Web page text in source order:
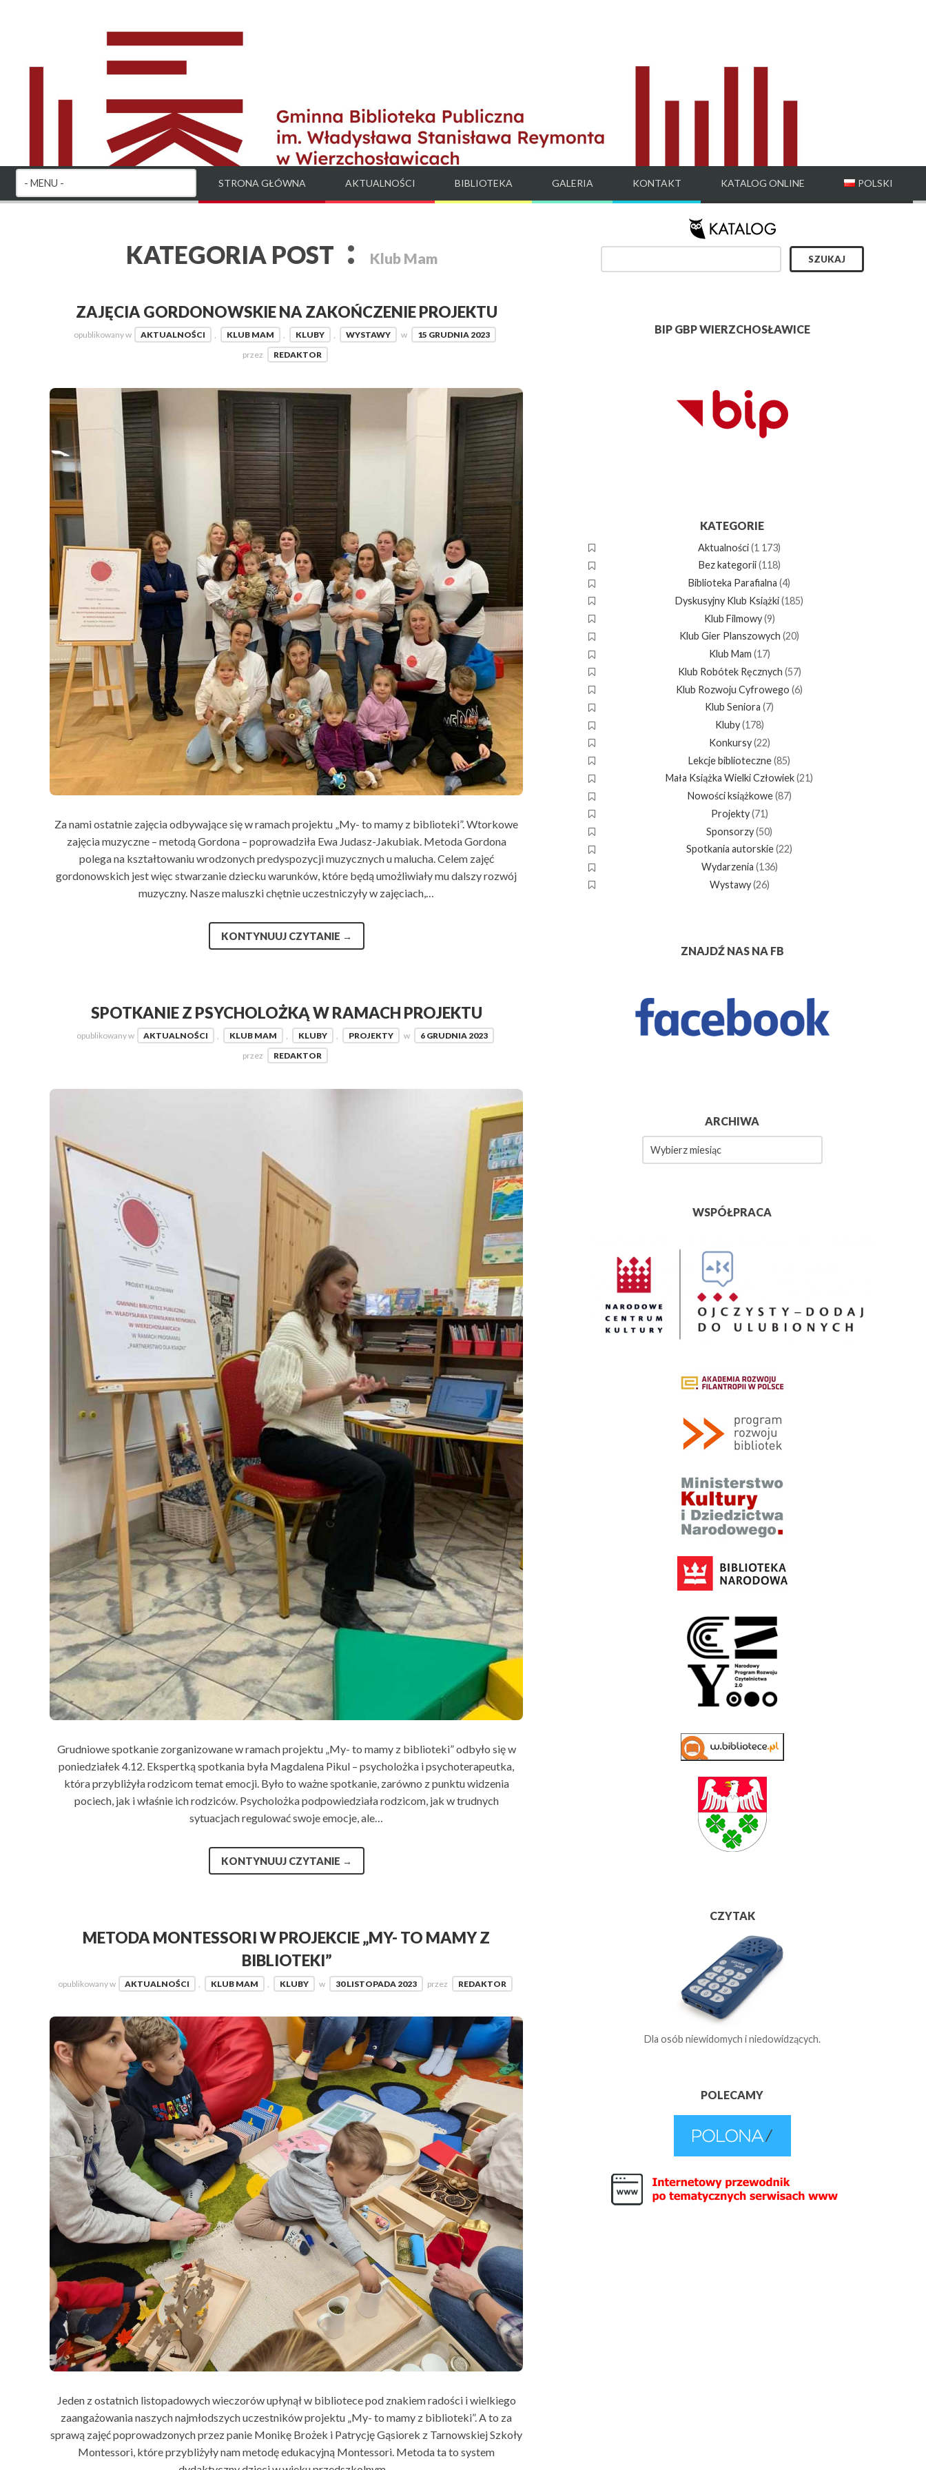
STRONA GŁÓWNA AKTUALNOŚCI BIBLIOTEKA GALERIA KONTAKT KATALOG ONLINE POLSKI
KATEGORIA POST : Klub Mam
ZAJĘCIA GORDONOWSKIE NA ZAKOŃCZENIE PROJEKTU
opublikowany w AKTUALNOŚCI , KLUB MAM , KLUBY , WYSTAWY w
15 GRUDNIA 2023
przez
REDAKTOR
Za nami ostatnie zajęcia odbywające się w ramach projektu „My- to mamy z biblioteki”. Wtorkowe
zajęcia muzyczne – metodą Gordona – poprowadziła Ewa Judasz-Jakubiak. Metoda Gordona
polega na kształtowaniu wrodzonych predyspozycji muzycznych u malucha. Celem zajęć
gordonowskich jest więc stwarzanie dziecku warunków, które będą umożliwiały mu dalszy rozwój
muzyczny. Nasze maluszki chętnie uczestniczyły w zajęciach,…
KONTYNUUJ CZYTANIE →
SPOTKANIE Z PSYCHOLOŻKĄ W RAMACH PROJEKTU
opublikowany w AKTUALNOŚCI , KLUB MAM , KLUBY , PROJEKTY w
6 GRUDNIA 2023
przez
REDAKTOR
Grudniowe spotkanie zorganizowane w ramach projektu „My- to mamy z biblioteki” odbyło się w
poniedziałek 4.12. Ekspertką spotkania była Magdalena Pikul – psycholożka i psychoterapeutka,
która przybliżyła rodzicom temat emocji. Było to ważne spotkanie, zarówno z punktu widzenia
pociech, jak i właśnie ich rodziców. Psycholożka podpowiedziała rodzicom, jak w trudnych
sytuacjach regulować swoje emocje, ale…
KONTYNUUJ CZYTANIE →
METODA MONTESSORI W PROJEKCIE „MY- TO MAMY Z
BIBLIOTEKI”
opublikowany w AKTUALNOŚCI KLUB MAM KLUBY w 30 LISTOPADA 2023 przez REDAKTOR
Jeden z ostatnich listopadowych wieczorów upłynął w bibliotece pod znakiem radości i wielkiego
zaangażowania naszych najmłodszych uczestników projektu „My- to mamy z biblioteki”. A to za
sprawą zajęć poprowadzonych przez panie Monikę Brożek i Patrycję Gąsiorek z Tarnowskiej Szkoły
Montessori, które przybliżyły nam metodę edukacyjną Montessori. Metoda ta to system
BIP GBP WIERZCHOSŁAWICE
KATEGORIE
Aktualności(1 173)
Bez kategorii(118)
Biblioteka Parafialna (4)
Dyskusyjny Klub Książki(185)
Klub Filmowy(9)
Klub Gier Planszowych (20)
Klub Mam (17)
Klub Robótek Ręcznych (57)
Klub Rozwoju Cyfrowego (6)
Klub Seniora (7)
Kluby(178)
Konkursy(22)
Lekcje biblioteczne(85)
Mała Książka Wielki Człowiek(21)
Nowości książkowe(87)
Projekty(71)
Sponsorzy(50)
Spotkania autorskie(22)
Wydarzenia (136)
Wystawy(26)
ZNAJDŹ NAS NA FB
ARCHIWA
WSPÓŁPRACA
CZYTAK
Dla osób niewidomych i niedowidzących.
POLECAMY